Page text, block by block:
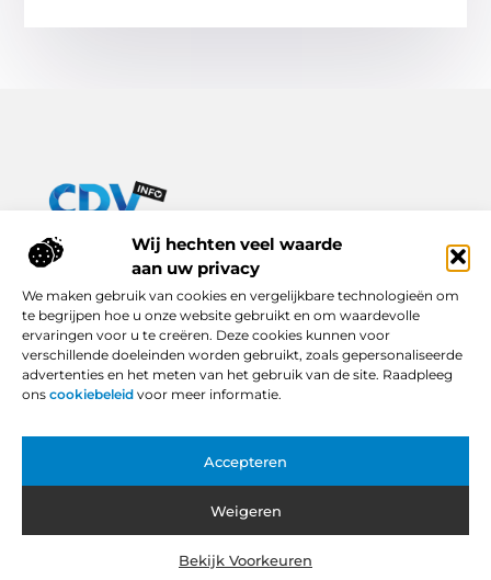
Wij hechten veel waarde
aan uw privacy
We maken gebruik van cookies en vergelijkbare technologieën om
te begrijpen hoe u onze website gebruikt en om waardevolle
ervaringen voor u te creëren. Deze cookies kunnen voor
verschillende doeleinden worden gebruikt, zoals gepersonaliseerde
advertenties en het meten van het gebruik van de site. Raadpleeg
ons cookiebeleid voor meer informatie.
Accepteren
Weigeren
Bekijk Voorkeuren
Van praktische tips tot inspirerende verhalen – alles op Cdv-
Ontdek een breed scala aan blogs en artikelen die je dagelijks
leven verrijken, van handige adviezen tot boeiende inzichten.
Bericht categorie
Onze informatie
Cookiebeleid (EU)